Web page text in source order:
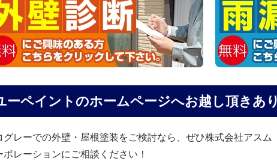
ーペイントのホームページへお越し頂きあ
グレーでの外壁・屋根塗装をご検討なら、ぜひ株式会社アスム
ポレーションにご相談ください！